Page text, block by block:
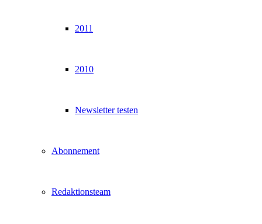
2011
2010
Newsletter testen
Abonnement
Redaktionsteam